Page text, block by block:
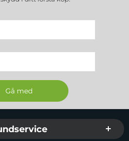
info och länkar